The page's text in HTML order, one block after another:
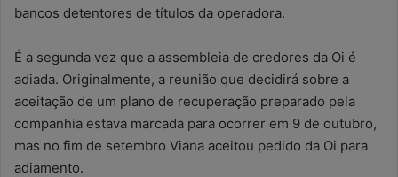
bancos detentores de títulos da operadora.
É a segunda vez que a assembleia de credores da Oi é
adiada. Originalmente, a reunião que decidirá sobre a
aceitação de um plano de recuperação preparado pela
companhia estava marcada para ocorrer em 9 de outubro,
mas no fim de setembro Viana aceitou pedido da Oi para
adiamento.